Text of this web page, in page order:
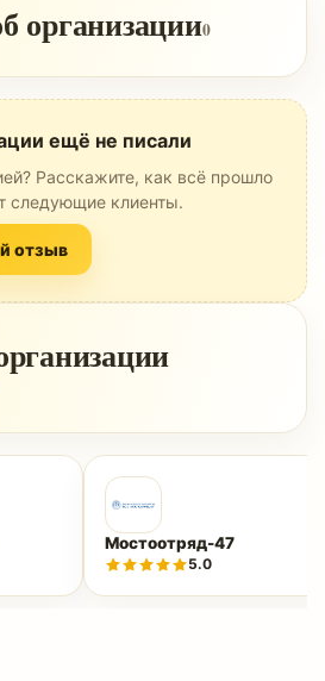
организации0
ещё не писали
Расскажите, как всё прошло
следующие клиенты.
отзыв
Мостоотряд-47
5.0